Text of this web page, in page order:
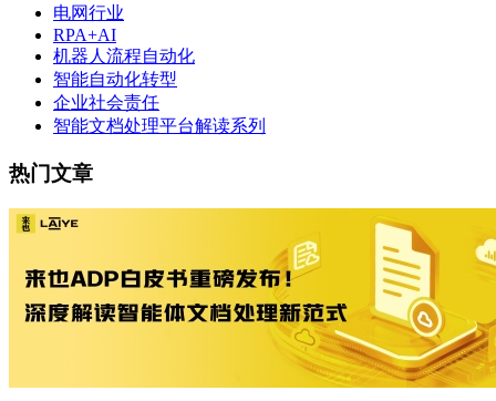
电网行业
RPA+AI
机器人流程自动化
智能自动化转型
企业社会责任
智能文档处理平台解读系列
热门文章